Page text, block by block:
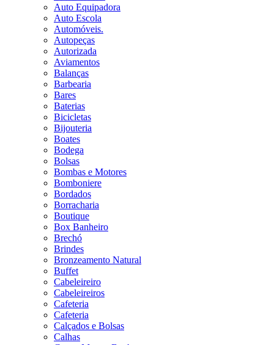
Auto Equipadora
Auto Escola
Automóveis.
Autopeças
Autorizada
Aviamentos
Balanças
Barbearia
Bares
Baterias
Bicicletas
Bijouteria
Boates
Bodega
Bolsas
Bombas e Motores
Bomboniere
Bordados
Borracharia
Boutique
Box Banheiro
Brechó
Brindes
Bronzeamento Natural
Buffet
Cabeleireiro
Cabeleireiros
Cafeteria
Cafeteria
Calçados e Bolsas
Calhas